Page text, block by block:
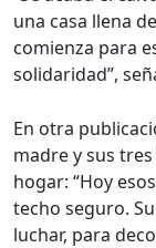
una casa llena
comienza para
solidaridad”,
En otra
madre y sus
hogar: “Hoy
techo seguro.
luchar, para